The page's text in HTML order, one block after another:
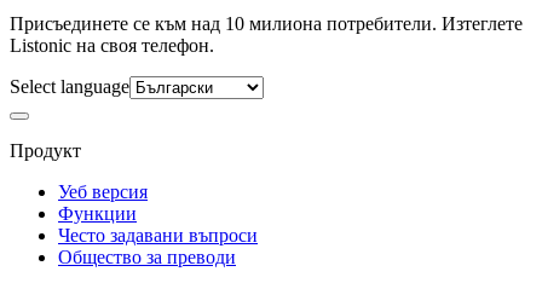
Присъединете се към над 10 милиона потребители. Изтеглете
Listonic на своя телефон.
Select language
Продукт
Уеб версия
Функции
Често задавани въпроси
Общество за преводи